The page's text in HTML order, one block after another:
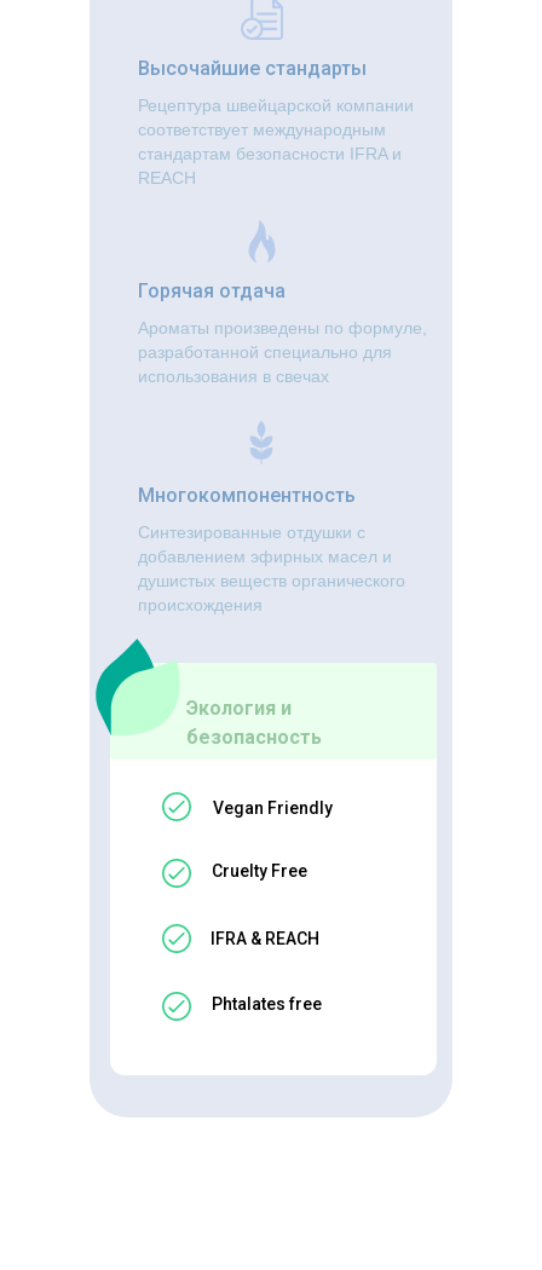
Высочайшие стандарты
Горячая отдача
Рецептура швейцарской компании
соответствует международным
стандартам безопасности IFRA и
REACH
Ароматы произведены по формуле,
разработанной специально для
использования в свечах
Многокомпонентность
Синтезированные отдушки с
добавлением эфирных масел и
душистых веществ органического
происхождения
Экология и
безопасность
Vegan Friendly
Cruelty Free
IFRA & REACH
Phtalates free